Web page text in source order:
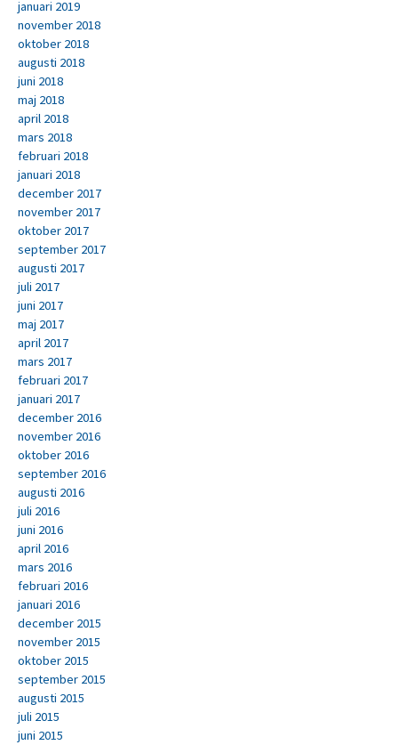
januari 2019
november 2018
oktober 2018
augusti 2018
juni 2018
maj 2018
april 2018
mars 2018
februari 2018
januari 2018
december 2017
november 2017
oktober 2017
september 2017
augusti 2017
juli 2017
juni 2017
maj 2017
april 2017
mars 2017
februari 2017
januari 2017
december 2016
november 2016
oktober 2016
september 2016
augusti 2016
juli 2016
juni 2016
april 2016
mars 2016
februari 2016
januari 2016
december 2015
november 2015
oktober 2015
september 2015
augusti 2015
juli 2015
juni 2015